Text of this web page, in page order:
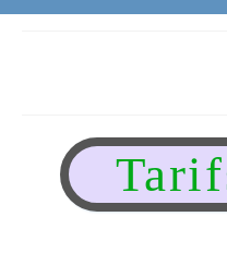
Infos Pratiques
Infos